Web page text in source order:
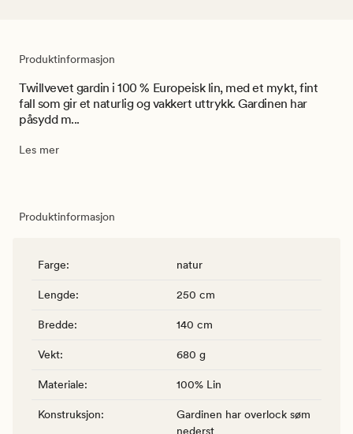
Produktinformasjon
Twillvevet gardin i 100 % Europeisk lin, med et mykt, fint
fall som gir et naturlig og vakkert uttrykk. Gardinen har
påsydd m...
Les mer
Produktinformasjon
Farge: natur
Lengde: 250 cm
Bredde: 140 cm
Vekt: 680 g
Materiale: 100% Lin
Konstruksjon:
Gardinen har overlock søm
nederst